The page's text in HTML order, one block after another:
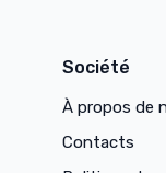
Société
À propos de
Contacts